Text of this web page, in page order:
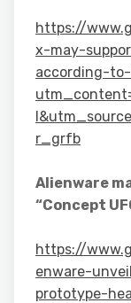
https://
x-may-
according-
r_grfb
Alienware
“Concept
https://
enware-
prototype-